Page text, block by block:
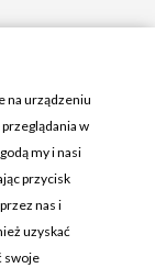
na urządzeniu
w
my i nasi
przycisk
nas i
uzyskać
swoje